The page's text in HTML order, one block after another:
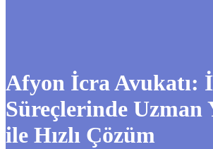
Afyon İcra Avukatı:
Süreçlerinde Uzman
ile Hızlı Çözüm